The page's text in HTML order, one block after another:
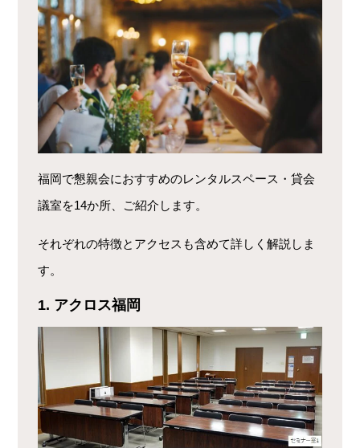
福岡で懇親会におすすめのレンタルスペース・貸会
議室を14か所、ご紹介します。
それぞれの特徴とアクセスも含めて詳しく解説しま
す。
1. アクロス福岡